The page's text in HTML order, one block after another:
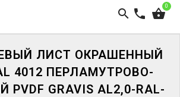
0
ЛИСТ ОКРАШЕННЫЙ
4012 ПЕРЛАМУТРОВО-
GRAVIS AL2,0-RAL-